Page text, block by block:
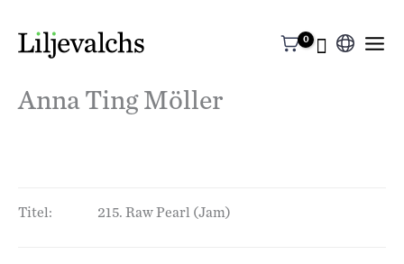
Välj
Anna Ting Möller
Titel: 215. Raw Pearl (Jam)